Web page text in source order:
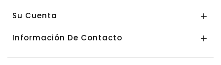
Su Cuenta 
Información De Contacto 